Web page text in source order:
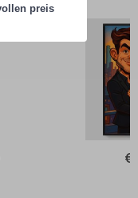
preis